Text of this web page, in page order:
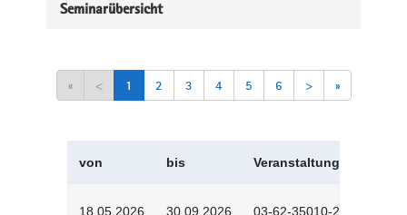
Seminarübersicht
« < 1 2 3 4 5 6 > »
von bis Veranstaltungskürzel
18.05.2026 30.09.2026 03-62-35010-2502